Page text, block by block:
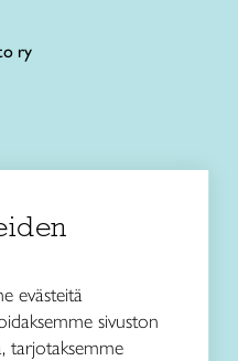
ry
evästeitä
sivuston
tarjotaksemme